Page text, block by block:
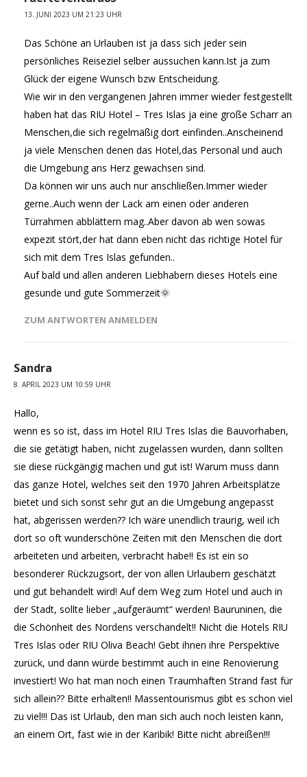
13. JUNI 2023 UM 21:23 UHR
Das Schöne an Urlauben ist ja dass sich jeder sein
persönliches Reiseziel selber aussuchen kann.Ist ja zum
Glück der eigene Wunsch bzw Entscheidung.
Wie wir in den vergangenen Jahren immer wieder festgestellt
haben hat das RIU Hotel – Tres Islas ja eine große Scharr an
Menschen,die sich regelmäßig dort einfinden..Anscheinend
ja viele Menschen denen das Hotel,das Personal und auch
die Umgebung ans Herz gewachsen sind.
Da können wir uns auch nur anschließen.Immer wieder
gerne..Auch wenn der Lack am einen oder anderen
Türrahmen abblättern mag..Aber davon ab wen sowas
expezit stört,der hat dann eben nicht das richtige Hotel für
sich mit dem Tres Islas gefunden..
Auf bald und allen anderen Liebhabern dieses Hotels eine
gesunde und gute Sommerzeit🌞
ZUM ANTWORTEN ANMELDEN
Sandra
8. APRIL 2023 UM 10:59 UHR
Hallo,
wenn es so ist, dass im Hotel RIU Tres Islas die Bauvorhaben,
die sie getätigt haben, nicht zugelassen wurden, dann sollten
sie diese rückgängig machen und gut ist! Warum muss dann
das ganze Hotel, welches seit den 1970 Jahren Arbeitsplätze
bietet und sich sonst sehr gut an die Umgebung angepasst
hat, abgerissen werden?? Ich wäre unendlich traurig, weil ich
dort so oft wunderschöne Zeiten mit den Menschen die dort
arbeiteten und arbeiten, verbracht habe!! Es ist ein so
besonderer Rückzugsort, der von allen Urlaubern geschätzt
und gut behandelt wird! Auf dem Weg zum Hotel und auch in
der Stadt, sollte lieber „aufgeräumt“ werden! Bauruninen, die
die Schönheit des Nordens verschandelt!! Nicht die Hotels RIU
Tres Islas oder RIU Oliva Beach! Gebt ihnen ihre Perspektive
zurück, und dann würde bestimmt auch in eine Renovierung
investiert! Wo hat man noch einen Traumhaften Strand fast für
sich allein?? Bitte erhalten!! Massentourismus gibt es schon viel
zu viel!!! Das ist Urlaub, den man sich auch noch leisten kann,
an einem Ort, fast wie in der Karibik! Bitte nicht abreißen!!!